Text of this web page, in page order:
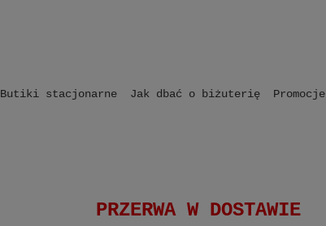
Butiki stacjonarne Jak dbać o biżuterię Promocje
PRZERWA W DOSTAWIE